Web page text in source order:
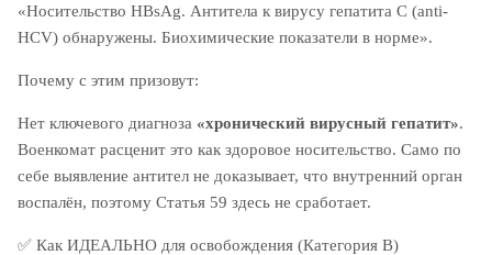
«Носительство HBsAg. Антитела к вирусу гепатита С (anti-
HCV) обнаружены. Биохимические показатели в норме».
Почему с этим призовут:
Нет ключевого диагноза «хронический вирусный гепатит».
Военкомат расценит это как здоровое носительство. Само по
себе выявление антител не доказывает, что внутренний орган
воспалён, поэтому Статья 59 здесь не сработает.
✅ Как ИДЕАЛЬНО для освобождения (Категория В)